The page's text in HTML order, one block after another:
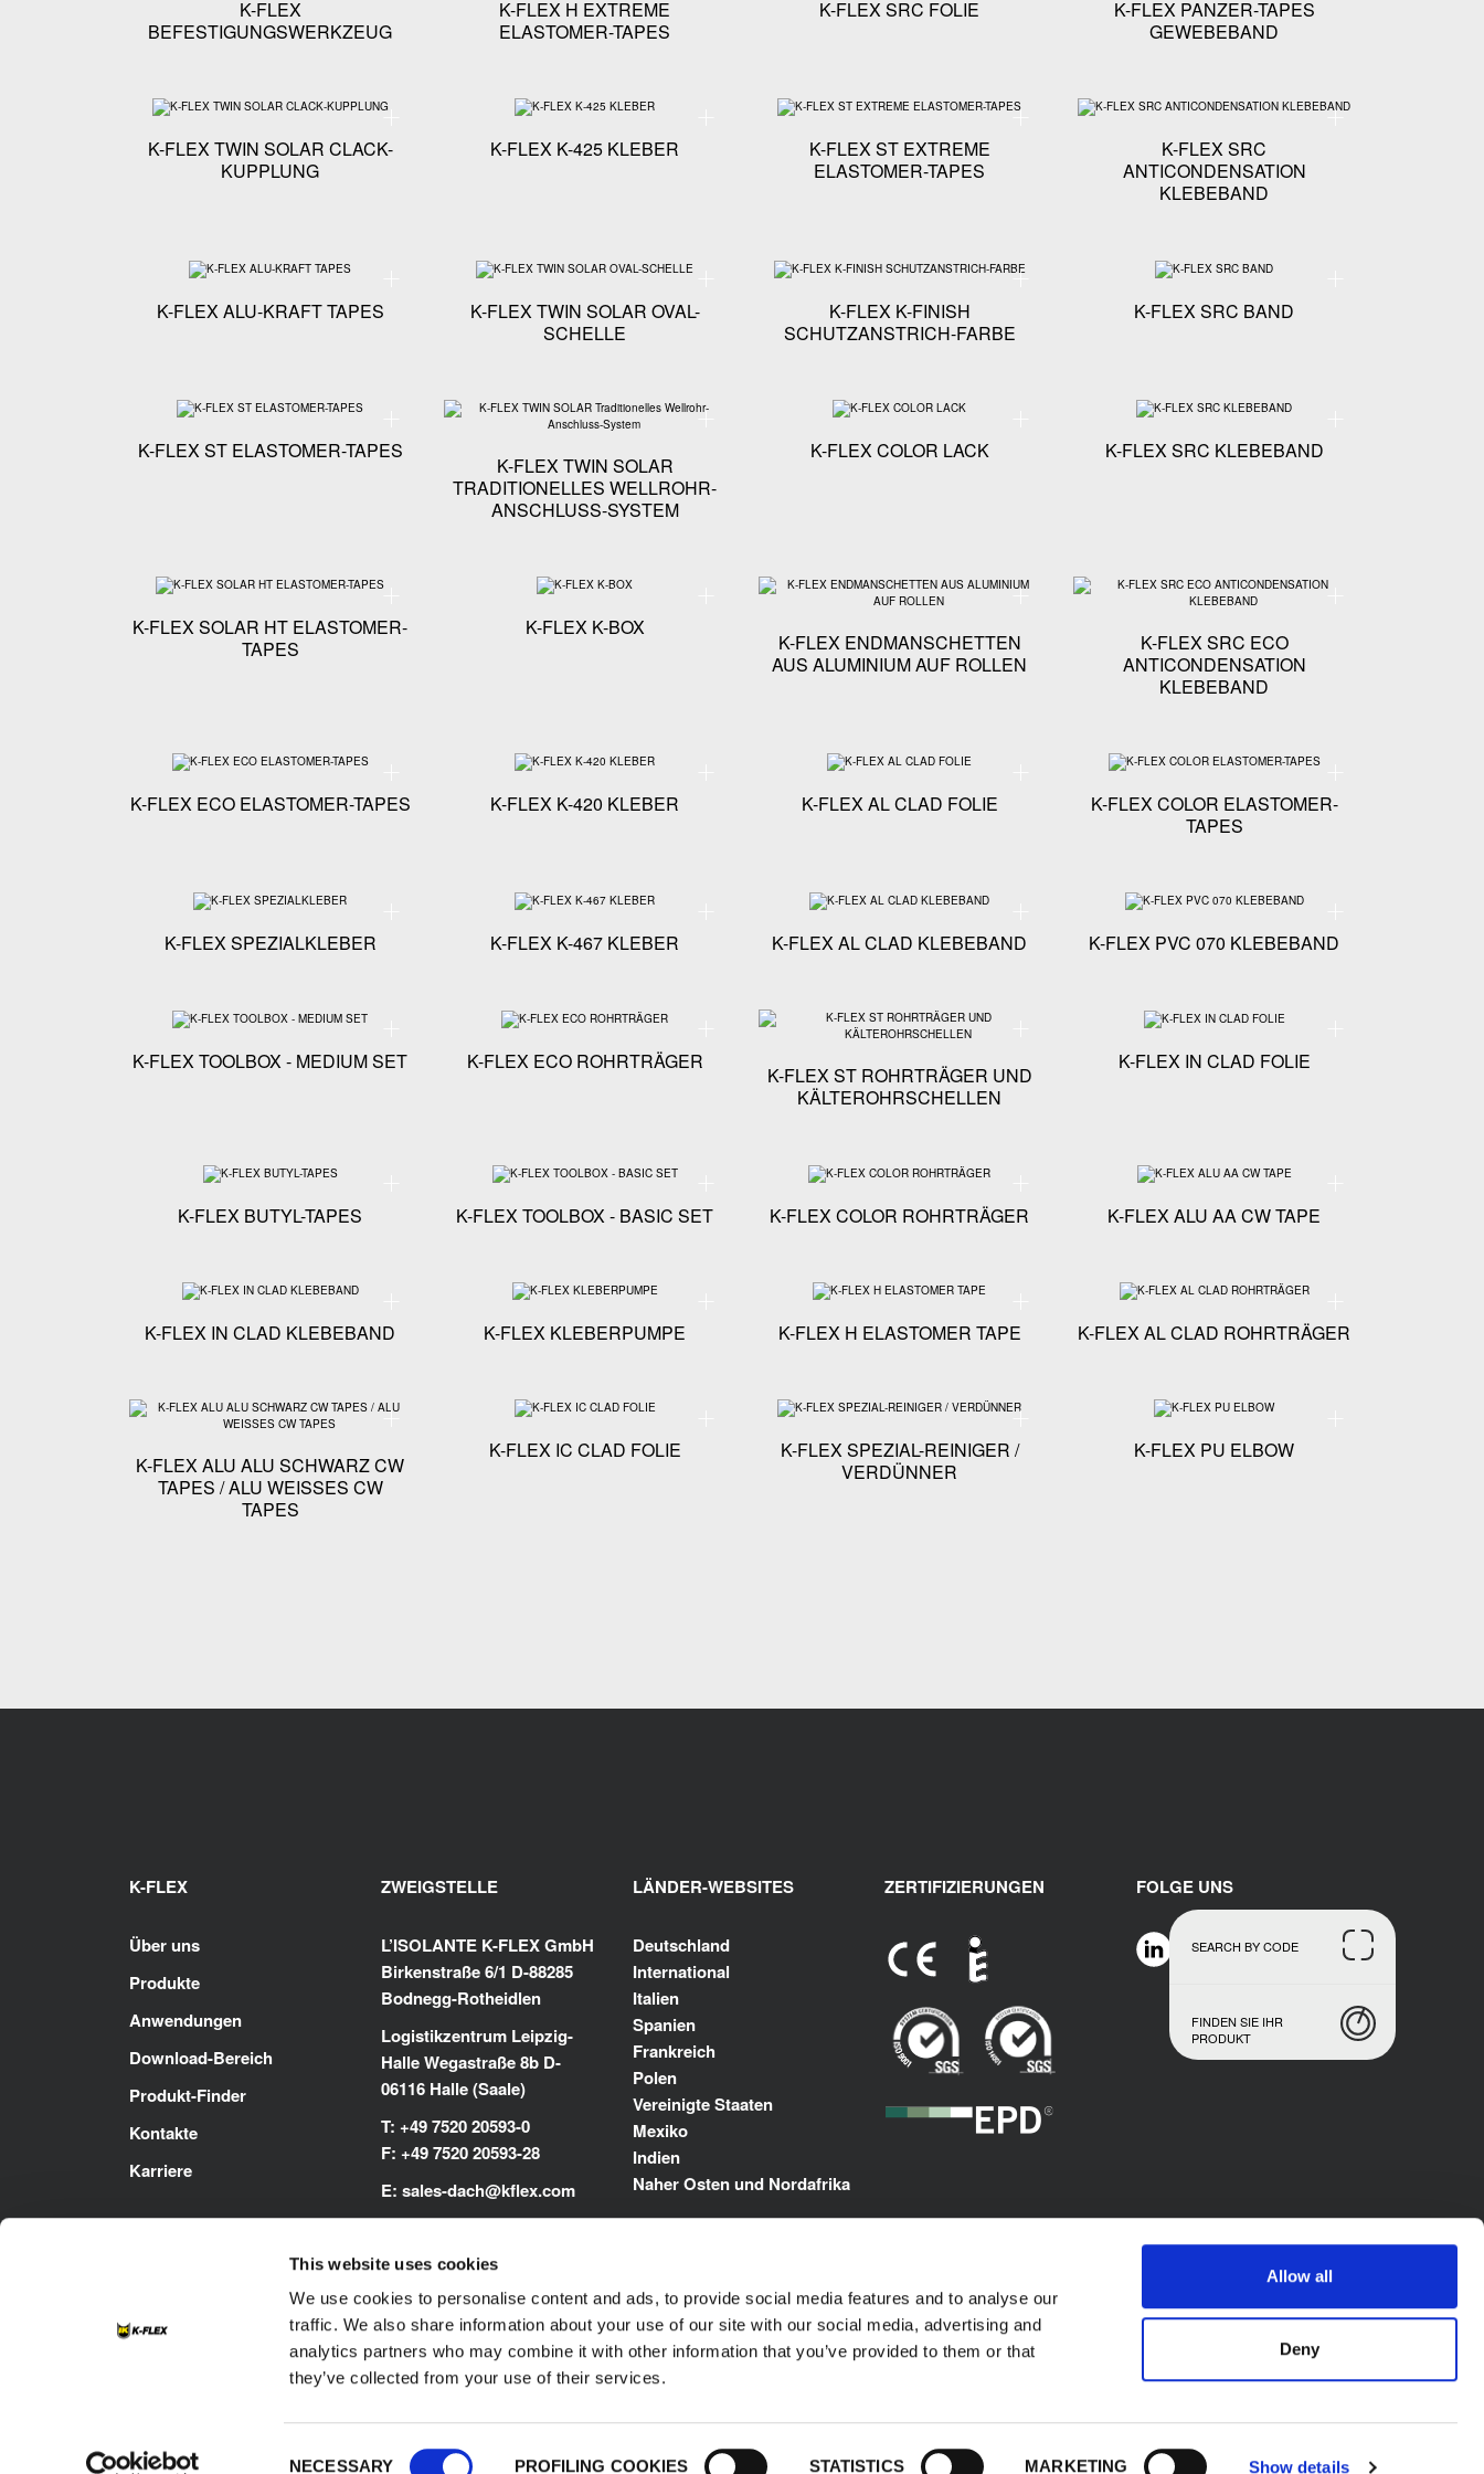
This website uses cookies
We use cookies to personalise content and ads, to provide social media features and to analyse our
traffic. We also share information about your use of our site with our social media, advertising and
analytics partners who may combine it with other information that you’ve provided to them or that
they’ve collected from your use of their services.
NECESSARY PROFILING COOKIES STATISTICS MARKETING Show details
Allow all
Deny
SEARCH BY CODE
FINDEN SIE IHR
PRODUKT
K-FLEX
BEFESTIGUNGSWERKZEUG
K-FLEX H EXTREME
ELASTOMER-TAPES
K-FLEX SRC FOLIE
K-FLEX PANZER-TAPES
GEWEBEBAND
K-FLEX TWIN SOLAR CLACK-
KUPPLUNG
Technische Spezifikationen - K-FLEX TWIN SOLAR CLACK-KUPPLUNG
K-FLEX K-425 KLEBER
Technische Spezifikationen - K-FLEX K-425 KLEBER
K-FLEX ST EXTREME
ELASTOMER-TAPES
Technische Spezifikationen - K-FLEX ST EXTREME ELASTOMER-TAPES
K-FLEX SRC
ANTICONDENSATION
KLEBEBAND
K-FLEX ALU-KRAFT TAPES
Technische Spezifikationen - K-FLEX ALU-KRAFT TAPES
K-FLEX TWIN SOLAR OVAL-
SCHELLE
Technische Spezifikationen - K-FLEX TWIN SOLAR OVAL-SCHELLE
K-FLEX K-FINISH
SCHUTZANSTRICH-FARBE
Technische Spezifikationen - K-FLEX K-FINISH SCHUTZANSTRICH-FARBE
K-FLEX SRC BAND
K-FLEX ST ELASTOMER-TAPES
Technische Spezifikationen - K-FLEX ST ELASTOMER-TAPES
K-FLEX TWIN SOLAR
TRADITIONELLES WELLROHR-
ANSCHLUSS-SYSTEM
Technische Spezifikationen - K-FLEX TWIN SOLAR Traditionelles Wellrohr-Anschluss-System
K-FLEX COLOR LACK
Technische Spezifikationen - K-FLEX COLOR LACK
K-FLEX SRC KLEBEBAND
K-FLEX SOLAR HT ELASTOMER-
TAPES
Technische Spezifikationen - K-FLEX SOLAR HT ELASTOMER-TAPES
K-FLEX K-BOX
Technische Spezifikationen - K-FLEX K-BOX
K-FLEX ENDMANSCHETTEN
AUS ALUMINIUM AUF ROLLEN
Technische Spezifikationen - K-FLEX ENDMANSCHETTEN AUS ALUMINIUM AUF
K-FLEX SRC ECO
ANTICONDENSATION
KLEBEBAND
K-FLEX ECO ELASTOMER-TAPES
Technische Spezifikationen - K-FLEX ECO ELASTOMER-TAPES
K-FLEX K-420 KLEBER
Technische Spezifikationen - K-FLEX K-420 KLEBER
K-FLEX AL CLAD FOLIE
Technische Spezifikationen - K-FLEX AL CLAD FOLIE
K-FLEX COLOR ELASTOMER-
TAPES
K-FLEX SPEZIALKLEBER
Technische Spezifikationen - K-FLEX SPEZIALKLEBER
K-FLEX K-467 KLEBER
Technische Spezifikationen - K-FLEX K-467 KLEBER
K-FLEX AL CLAD KLEBEBAND
Technische Spezifikationen - K-FLEX AL CLAD KLEBEBAND
K-FLEX PVC 070 KLEBEBAND
K-FLEX TOOLBOX - MEDIUM SET
Technische Spezifikationen - K-FLEX TOOLBOX - MEDIUM SET
K-FLEX ECO ROHRTRÄGER
Technische Spezifikationen - K-FLEX ECO ROHRTRÄGER
K-FLEX ST ROHRTRÄGER UND
KÄLTEROHRSCHELLEN
Technische Spezifikationen - K-FLEX ST ROHRTRÄGER UND KÄLTEROHRSCHELLEN
K-FLEX IN CLAD FOLIE
K-FLEX BUTYL-TAPES
Technische Spezifikationen - K-FLEX BUTYL-TAPES
K-FLEX TOOLBOX - BASIC SET
Technische Spezifikationen - K-FLEX TOOLBOX - BASIC SET
K-FLEX COLOR ROHRTRÄGER
Technische Spezifikationen - K-FLEX COLOR ROHRTRÄGER
K-FLEX ALU AA CW TAPE
K-FLEX IN CLAD KLEBEBAND
Technische Spezifikationen - K-FLEX IN CLAD KLEBEBAND
K-FLEX KLEBERPUMPE
Technische Spezifikationen - K-FLEX KLEBERPUMPE
K-FLEX H ELASTOMER TAPE
Technische Spezifikationen - K-FLEX H ELASTOMER TAPE
K-FLEX AL CLAD ROHRTRÄGER
K-FLEX ALU ALU SCHWARZ CW
TAPES / ALU WEISSES CW
TAPES
Technische Spezifikationen - K-FLEX ALU ALU SCHWARZ CW TAPES / ALU WEISSES CW TAPES
K-FLEX IC CLAD FOLIE
Technische Spezifikationen - K-FLEX IC CLAD FOLIE
K-FLEX SPEZIAL-REINIGER /
VERDÜNNER
Technische Spezifikationen - K-FLEX SPEZIAL-REINIGER / VERDÜNNER
K-FLEX PU ELBOW
K-FLEX
Über uns
Produkte
Anwendungen
Download-Bereich
Produkt-Finder
Kontakte
Karriere
ZWEIGSTELLE
L’ISOLANTE K-FLEX GmbH
Birkenstraße 6/1 D-88285
Bodnegg-Rotheidlen
Logistikzentrum Leipzig-
Halle Wegastraße 8b D-
06116 Halle (Saale)
T: +49 7520 20593-0
F: +49 7520 20593-28
E: sales-dach@kflex.com
LÄNDER-WEBSITES
Deutschland
International
Italien
Spanien
Frankreich
Polen
Vereinigte Staaten
Mexiko
Indien
Naher Osten und Nordafrika
ZERTIFIZIERUNGEN FOLGE UNS
Cookie-Richtlinie
Datenschutz-Bestimmungen
© 1989-2025 L'ISOLANTE K-FLEX S.p.A. - P.l. IT02423640966. Alle Rechte